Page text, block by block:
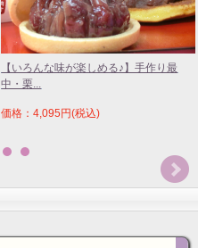
【いろんな味が楽しめる♪】手作り最
中・栗...
価格：4,095円(税込)